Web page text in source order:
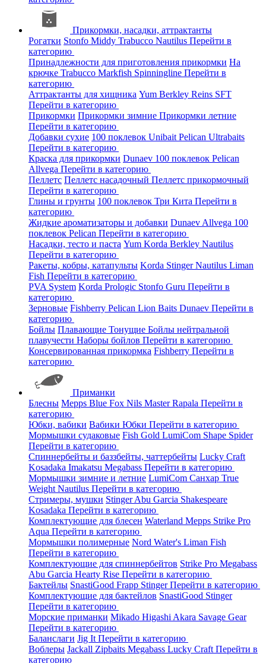
Прикормки, насадки, аттрактанты
Рогатки Stonfo Middy Trabucco Nautilus Перейти в
категорию
Принадлежности для приготовления прикормки На
крючке Trabucco Markfish Spinningline Перейти в
категорию
Аттрактанты для хищника Yum Berkley Reins SFT
Перейти в категорию
Прикормки Прикормки зимние Прикормки летние
Перейти в категорию
Добавки сухие 100 поклевок Unibait Pelican Ultrabaits
Перейти в категорию
Краска для прикормки Dunaev 100 поклевок Pelican
Allvega Перейти в категорию
Пеллетс Пеллетс насадочный Пеллетс прикормочный
Перейти в категорию
Глины и грунты 100 поклевок Три Кита Перейти в
категорию
Жидкие ароматизаторы и добавки Dunaev Allvega 100
поклевок Pelican Перейти в категорию
Насадки, тесто и паста Yum Korda Berkley Nautilus
Перейти в категорию
Ракеты, кобры, катапульты Korda StingerNautilus Liman
Fish Перейти в категорию
PVA System Korda Prologic Stonfo Guru Перейти в
категорию
Зерновые Fishberry Pelican Lion Baits Dunaev Перейти в
категорию
Бойлы Плавающие Тонущие Бойлы нейтральной
плавучести Наборы бойлов Перейти в категорию
Консервированная прикормка Fishberry Перейти в
категорию
Приманки
Блесны Mepps Blue Fox Nils MasterRapala Перейти в
категорию
Юбки, вабики Вабики Юбки Перейти в категорию
Мормышки судаковые Fish Gold LumiCom Shape Spider
Перейти в категорию
Спиннербейты и баззбейты, чаттербейты Lucky Craft
Kosadaka Imakatsu Megabass Перейти в категорию
Мормышки зимние и летние LumiCom Санхар True
Weight Nautilus Перейти в категорию
Стримеры, мушки StingerAbu Garcia Shakespeare
Kosadaka Перейти в категорию
Комплектующие для блесен Waterland Mepps Strike Pro
Aqua Перейти в категорию
Мормышки полимерные Nord Water's Liman Fish
Перейти в категорию
Комплектующие для спиннербейтов Strike Pro Megabass
Abu Garcia Hearty Rise Перейти в категорию
Бактейлы SnastiGood Frapp StingerПерейти в категорию
Комплектующие для бактейлов SnastiGood Stinger
Перейти в категорию
Морские приманки Mikado Higashi Akara Savage Gear
Перейти в категорию
Баланслаги Jig It Перейти в категорию
Воблеры Jackall Zipbaits Megabass Lucky Craft Перейти в
категорию